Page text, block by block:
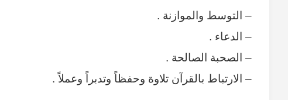
– التوسط والموازنة .
– الدعاء .
– الصحبة الصالحة .
– الارتباط بالقرآن تلاوة وحفظاً وتدبراً وعملاً .